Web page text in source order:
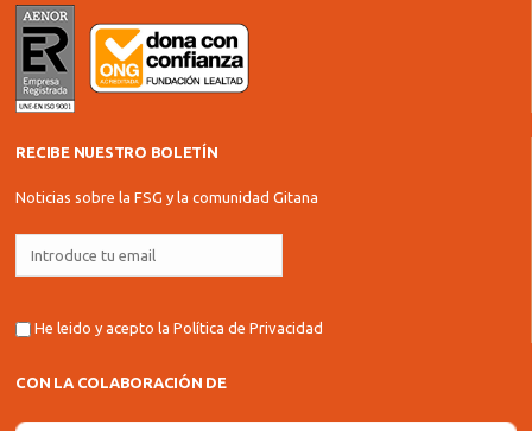
RECIBE NUESTRO BOLETÍN
Noticias sobre la FSG y la comunidad Gitana
He leido y acepto laPolítica de Privacidad
CON LA COLABORACIÓN DE